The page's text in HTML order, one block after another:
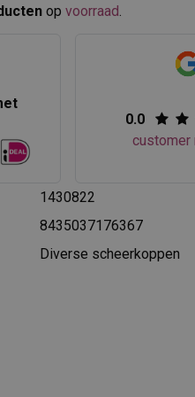
op voorraad
0.0
customer
1430822
8435037176367
Diverse scheerkoppen